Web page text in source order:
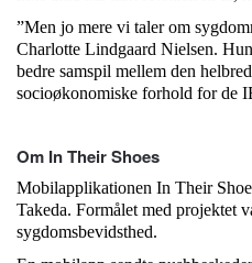
”Men jo mere vi taler om
Charlotte Lindgaard Nielsen.
bedre samspil mellem den
socioøkonomiske forhold for de
Om In Their Shoes
Mobilapplikationen In Their
Takeda. Formålet med projektet
sygdomsbevidsthed.